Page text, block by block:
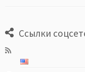
Ссылки